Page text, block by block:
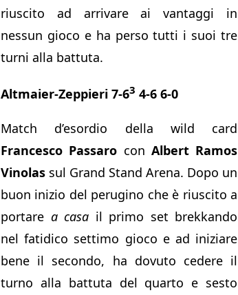
riuscito ad arrivare ai vantaggi in
nessun gioco e ha perso tutti i suoi tre
turni alla battuta.
Altmaier-Zeppieri 7-63 4-6 6-0
Match d’esordio della wild card
Francesco Passaro con Albert Ramos
Vinolas sul Grand Stand Arena. Dopo un
buon inizio del perugino che è riuscito a
portare a casa il primo set brekkando
nel fatidico settimo gioco e ad iniziare
bene il secondo, ha dovuto cedere il
turno alla battuta del quarto e sesto